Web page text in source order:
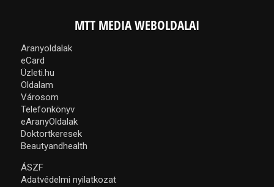
MTT MEDIA WEBOLDALAI
Aranyoldalak
eCard
Üzleti.hu
Oldalam
Városom
Telefonkönyv
eAranyOldalak
Doktortkeresek
Beautyandhealth
ÁSZF
Adatvédelmi nyilatkozat